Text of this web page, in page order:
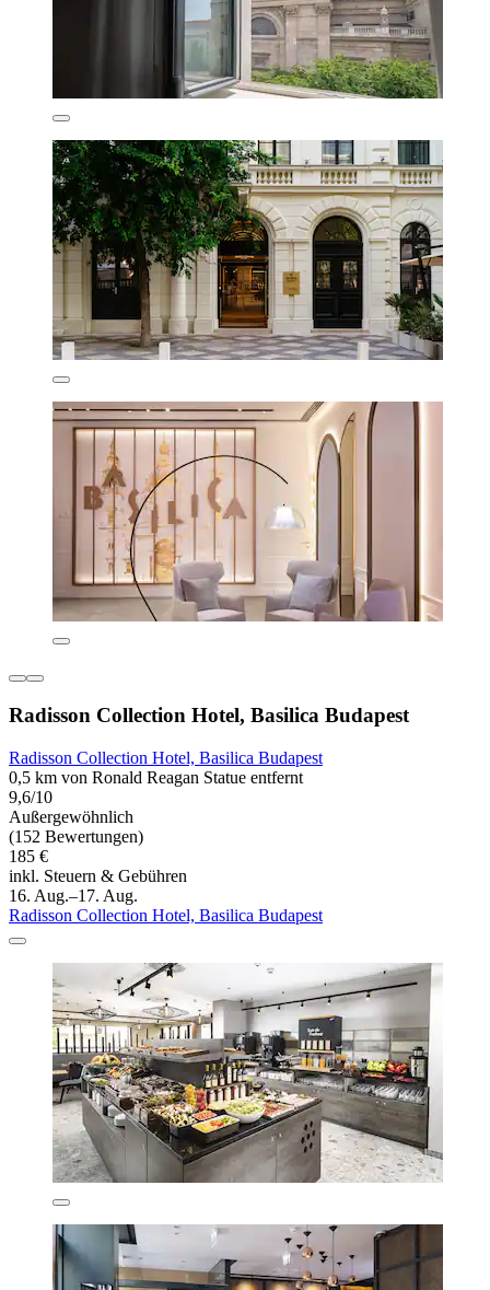
Radisson Collection Hotel, Basilica Budapest
Radisson Collection Hotel, Basilica Budapest
0,5 km von Ronald Reagan Statue entfernt
9,6/10
Außergewöhnlich
(152 Bewertungen)
185 €
inkl. Steuern & Gebühren
16. Aug.–17. Aug.
Radisson Collection Hotel, Basilica Budapest